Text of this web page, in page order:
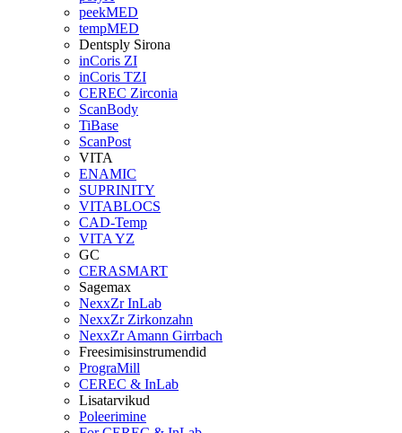
peekMED
tempMED
Dentsply Sirona
inCoris ZI
inCoris TZI
CEREC Zirconia
ScanBody
TiBase
ScanPost
VITA
ENAMIC
SUPRINITY
VITABLOCS
CAD-Temp
VITA YZ
GC
CERASMART
Sagemax
NexxZr InLab
NexxZr Zirkonzahn
NexxZr Amann Girrbach
Freesimisinstrumendid
PrograMill
CEREC & InLab
Lisatarvikud
Poleerimine